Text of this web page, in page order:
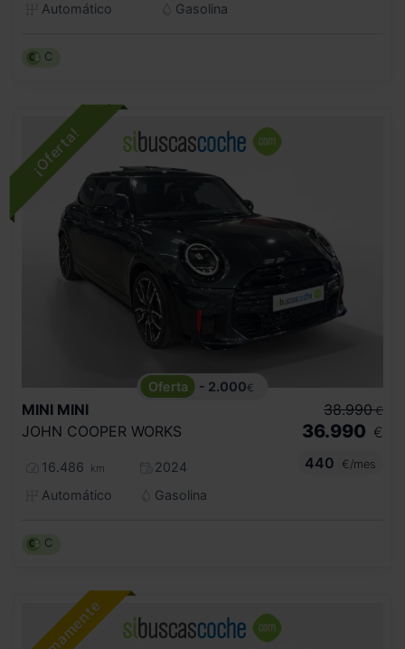
Automático Gasolina
C
- 2.000€
MINI MINI
JOHN COOPER WORKS
16.486 km
2024
Automático
Gasolina
38.990 €
36.990 €
440
€/mes
C